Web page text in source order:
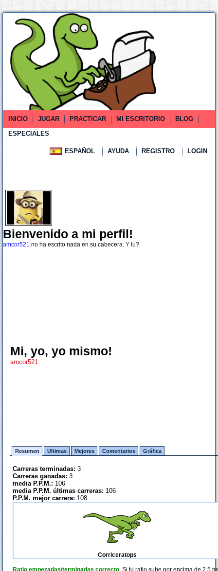
INICIO JUGAR PRACTICAR MI ESCRITORIO
BLOG
ESPECIALES
ESPAÑOL AYUDA REGISTRO LOGIN
Bienvenido a mi perfil!
amcor521 no ha escrito nada en su cabecera. Y tú?
Mi, yo, yo mismo!
amcor521
Resumen Ultimas Mejores Comentarios Gráfica
Carreras terminadas: 3
Carreras ganadas: 3
media P.P.M.: 106
media P.P.M. últimas carreras: 106
P.P.M. mejor carrera: 108
Corriceratops
Ratio empezadas/terminadas correcto. Si tu ratio sube por encima de 2.5